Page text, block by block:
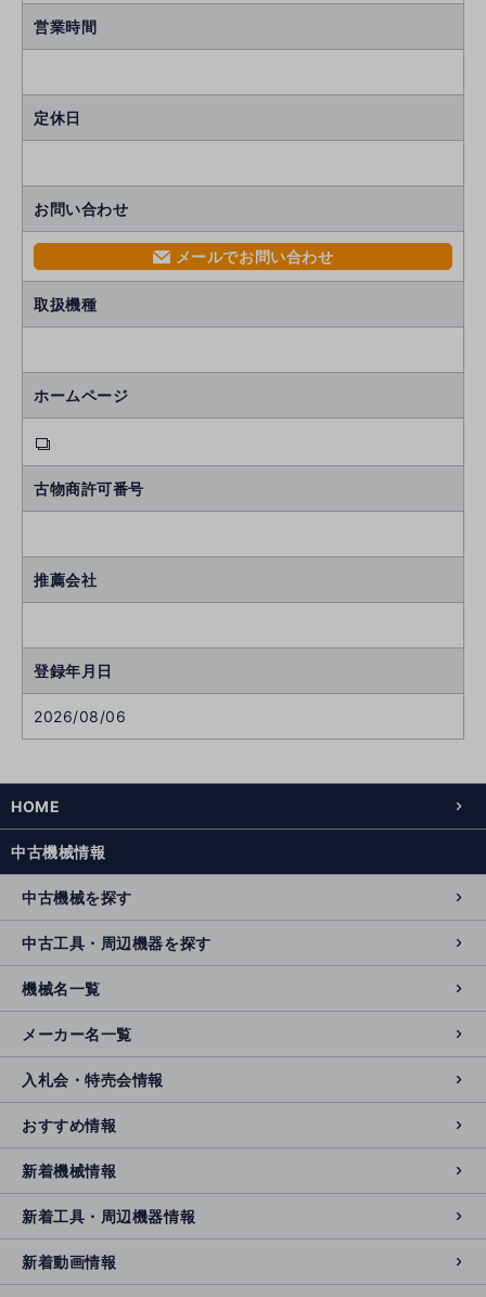
営業時間
定休日
お問い合わせ
mail メールでお問い合わせ
取扱機種
ホームページ
古物商許可番号
推薦会社
登録年月日
2026/08/06
HOME
中古機械情報
中古機械を探す
中古工具・周辺機器を探す
機械名一覧
メーカー名一覧
入札会・特売会情報
おすすめ情報
新着機械情報
新着工具・周辺機器情報
新着動画情報